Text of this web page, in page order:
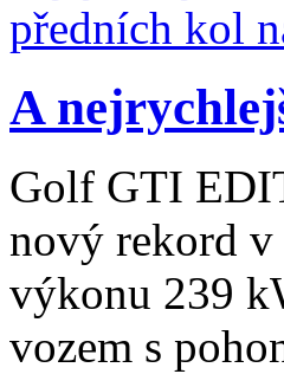
A
Golf GTI
nový rekord v
výkonu 239
vozem s